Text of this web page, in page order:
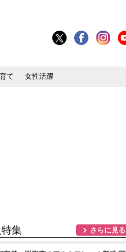
て 女性活躍
集 さらに見る